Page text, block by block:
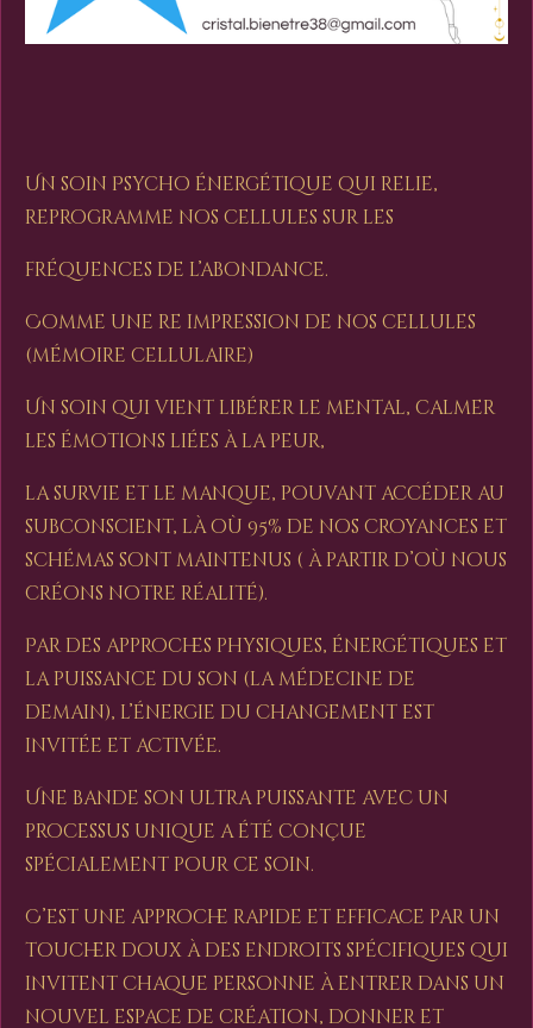
Un soin Psycho énergétique qui relie,
reprogramme nos cellules sur les
fréquences de l’abondance.
Comme une re impression de nos cellules
(mémoire cellulaire)
Un soin qui vient libérer le mental, calmer
les émotions liées à la peur,
la survie et le manque, pouvant accéder au
subconscient, là où 95% de nos croyances et
schémas sont maintenus ( à partir d’où nous
créons notre réalité).
Par des approches physiques, énergétiques et
la puissance du son (la médecine de
demain), l’énergie du changement est
invitée et activée.
Une bande son ultra puissante avec un
processus unique a été conçue
spécialement pour ce soin.
C’est une approche rapide et efficace par un
toucher doux à des endroits spécifiques qui
invitent chaque personne à entrer dans un
nouvel espace de création, donner et